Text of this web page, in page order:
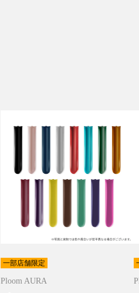
一部店舗限定
Ploom AURA